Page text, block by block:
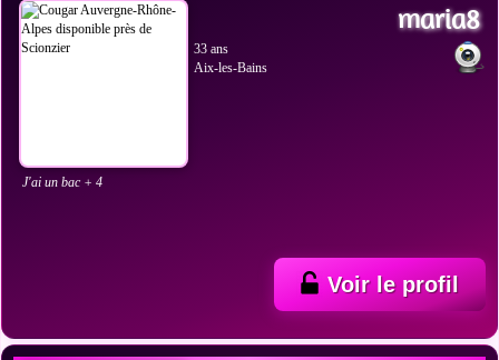
maria8
33 ans
Aix-les-Bains
J'ai un bac + 4
Voir le profil